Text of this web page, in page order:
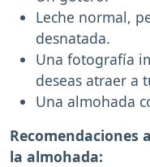
Leche normal,
desnatada.
Una fotografía
deseas atraer a
Una almohada
Recomendaciones
la almohada: